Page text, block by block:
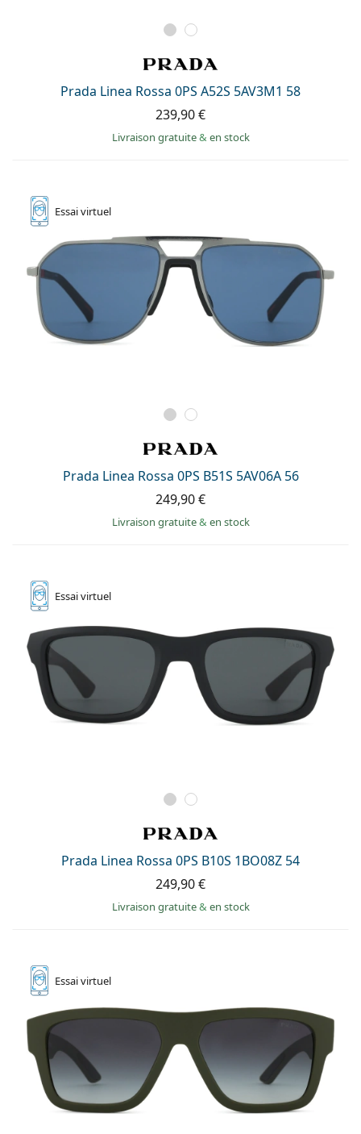
Prada Linea Rossa 0PS A52S 5AV3M1 58
239,90 €
Livraison gratuite& en stock
Essaivirtuel
Prada Linea Rossa 0PS B51S 5AV06A 56
249,90 €
Livraison gratuite& en stock
Essaivirtuel
Prada Linea Rossa 0PS B10S 1BO08Z 54
249,90 €
Livraison gratuite& en stock
Essaivirtuel